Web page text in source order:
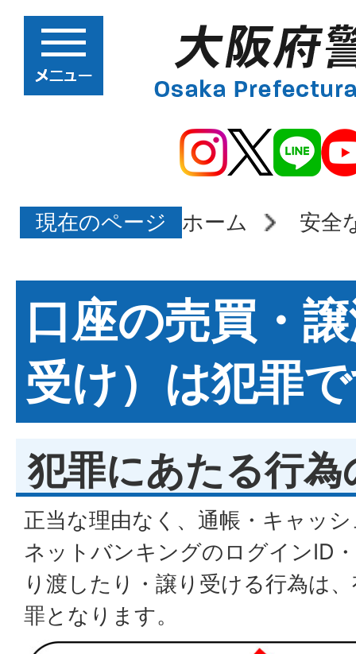
現在のページ ホーム 安全
口座の売買・
受け）は犯罪
犯罪にあたる行為
正当な理由なく、通帳・キャッ
ネットバンキングのログインID
り渡したり・譲り受ける行為は
罪となります。